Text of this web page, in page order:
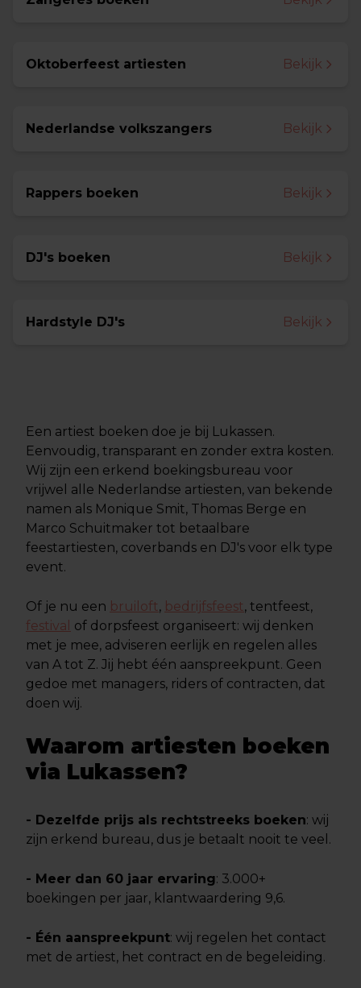
Oktoberfeest artiesten Bekijk
Nederlandse volkszangers Bekijk
Rappers boeken Bekijk
DJ's boeken Bekijk
Hardstyle DJ's Bekijk
Een artiest boeken doe je bij Lukassen.
Eenvoudig, transparant en zonder extra kosten.
Wij zijn een erkend boekingsbureau voor
vrijwel alle Nederlandse artiesten, van bekende
namen als Monique Smit, Thomas Berge en
Marco Schuitmaker tot betaalbare
feestartiesten, coverbands en DJ's voor elk type
event.
Of je nu een bruiloft, bedrijfsfeest, tentfeest,
festival of dorpsfeest organiseert: wij denken
met je mee, adviseren eerlijk en regelen alles
van A tot Z. Jij hebt één aanspreekpunt. Geen
gedoe met managers, riders of contracten, dat
doen wij.
Waarom artiesten boeken
via Lukassen?
- Dezelfde prijs als rechtstreeks boeken: wij
zijn erkend bureau, dus je betaalt nooit te veel.
- Meer dan 60 jaar ervaring: 3.000+
boekingen per jaar, klantwaardering 9,6.
- Één aanspreekpunt: wij regelen het contact
met de artiest, het contract en de begeleiding.